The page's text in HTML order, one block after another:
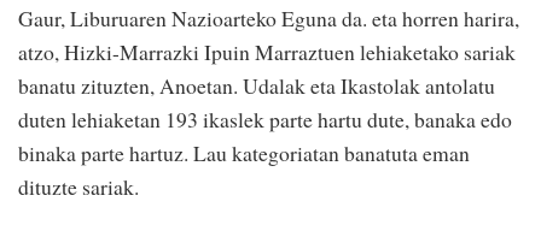
Gaur, Liburuaren Nazioarteko Eguna da. eta horren harira,
atzo, Hizki-Marrazki Ipuin Marraztuen lehiaketako sariak
banatu zituzten, Anoetan. Udalak eta Ikastolak antolatu
duten lehiaketan 193 ikaslek parte hartu dute, banaka edo
binaka parte hartuz. Lau kategoriatan banatuta eman
dituzte sariak.